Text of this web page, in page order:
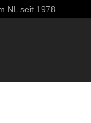
NL seit 1978